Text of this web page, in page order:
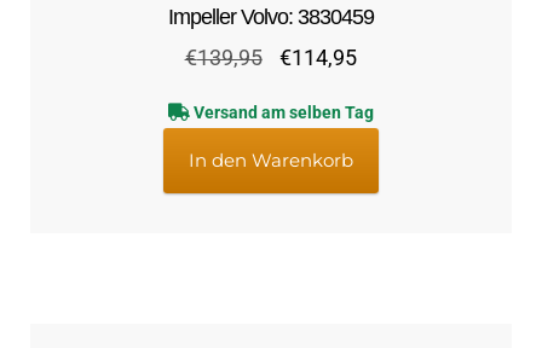
Impeller Volvo: 3830459
€139,95
Ursprünglicher
war:
€139,95
€114,95Aktueller
ist:
Versand am selben Tag
In den Warenkorb